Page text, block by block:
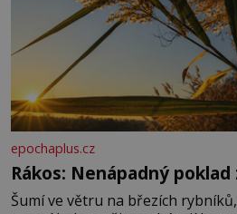
epochaplus.cz
Rákos: Nenápadný
Šumí ve větru na březích